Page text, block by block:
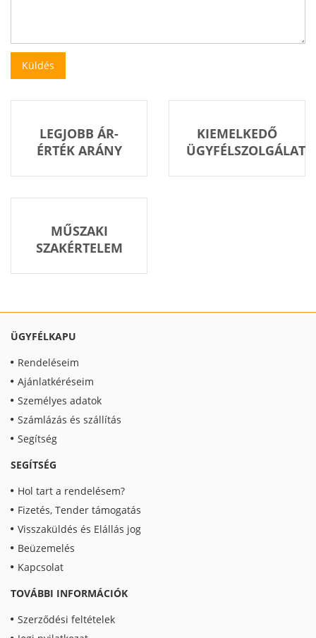
LEGJOBB ÁR-
ÉRTÉK ARÁNY
KIEMELKEDŐ
ÜGYFÉLSZOLGÁLAT
MŰSZAKI
SZAKÉRTELEM
ÜGYFÉLKAPU
Rendeléseim
Ajánlatkéréseim
Személyes adatok
Számlázás és szállítás
Segítség
SEGÍTSÉG
Hol tart a rendelésem?
Fizetés, Tender támogatás
Visszaküldés és Elállás jog
Beüzemelés
Kapcsolat
TOVÁBBI INFORMÁCIÓK
Szerződési feltételek